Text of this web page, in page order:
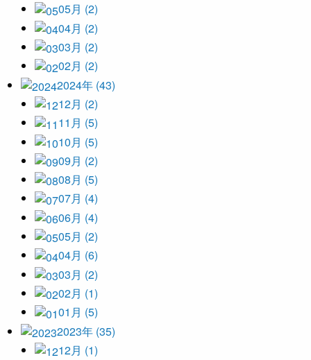
05月 (2)
04月 (2)
03月 (2)
02月 (2)
2024年 (43)
12月 (2)
11月 (5)
10月 (5)
09月 (2)
08月 (5)
07月 (4)
06月 (4)
05月 (2)
04月 (6)
03月 (2)
02月 (1)
01月 (5)
2023年 (35)
12月 (1)